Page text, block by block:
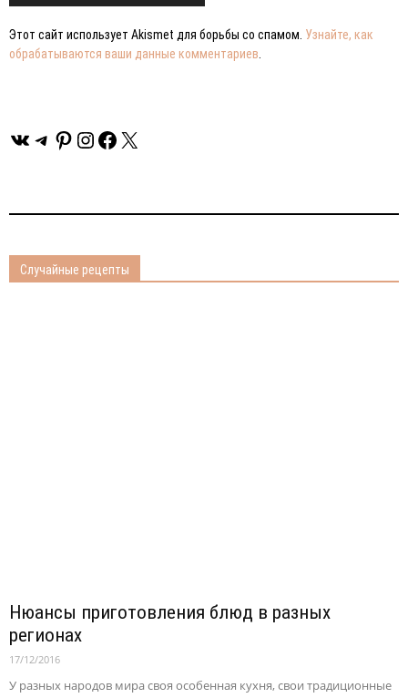
Этот сайт использует Akismet для борьбы со спамом. Узнайте, как
обрабатываются ваши данные комментариев
ВКонтакте
Telegram
Pinterest
Instagram
Facebook
X
Случайные рецепты
Нюансы приготовления блюд в разных
регионах
17/12/2016
У разных народов мира своя особенная кухня, свои традиционные